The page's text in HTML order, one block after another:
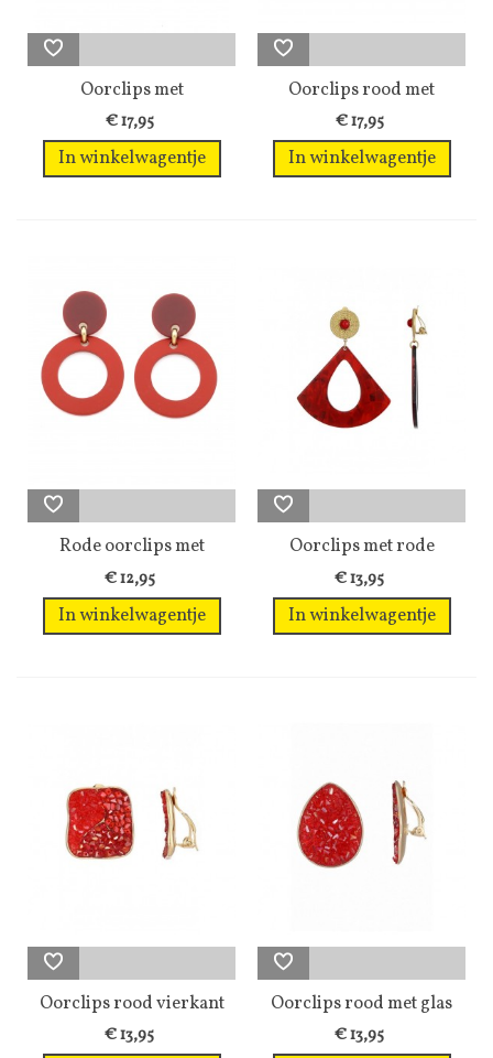
Oorclips met
geometrisch design...
€ 17,95
In winkelwagentje
Oorclips rood met
zilverkleurige...
€ 17,95
In winkelwagentje
Rode oorclips met
ronde open...
€ 12,95
In winkelwagentje
Oorclips met rode
marmerlook en...
€ 13,95
In winkelwagentje
Oorclips rood vierkant
design...
€ 13,95
Oorclips rood met glas
steentjes...
€ 13,95